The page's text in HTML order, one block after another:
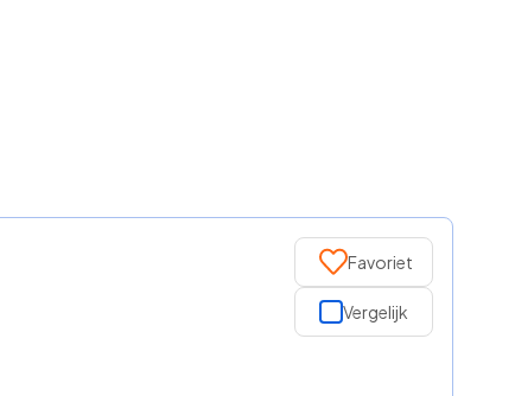
Favoriet
Vergelijk